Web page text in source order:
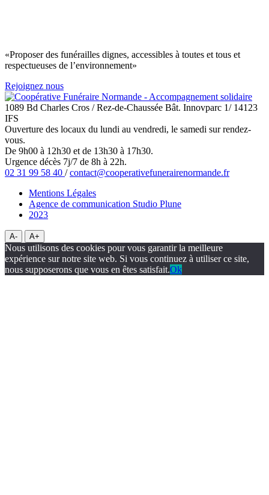
«Proposer des funérailles dignes, accessibles à toutes et tous et
respectueuses de l’environnement»
Rejoignez nous
1089 Bd Charles Cros / Rez-de-Chaussée Bât. Innovparc 1/ 14123
IFS
Ouverture des locaux du lundi au vendredi, le samedi sur rendez-
vous.
De 9h00 à 12h30 et de 13h30 à 17h30.
Urgence décès 7j/7 de 8h à 22h.
02 31 99 58 40 /contact@cooperativefunerairenormande.fr
Mentions Légales
Agence de communication Studio Plune
2023
A- A+
Nous utilisons des cookies pour vous garantir la meilleure
expérience sur notre site web. Si vous continuez à utiliser ce site,
nous supposerons que vous en êtes satisfait.Ok